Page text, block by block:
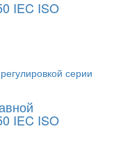
IEC ISO
IEC ISO